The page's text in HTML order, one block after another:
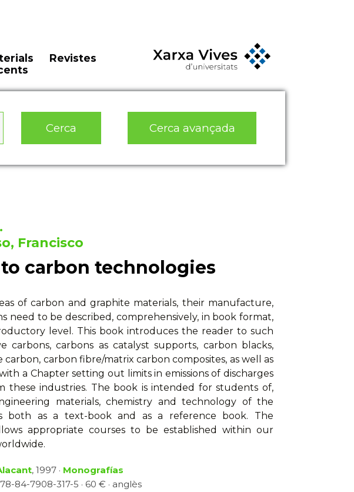
Revistes
Cerca Cerca avançada
Francisco
carbon technologies
of carbon and graphite materials, their manufacture,
need to be described, comprehensively, in book format,
level. This book introduces the reader to such
carbons, carbons as catalyst supports, carbon blacks,
carbon fibre/matrix carbon composites, as well as
a Chapter setting out limits in emissions of discharges
these industries. The book is intended for students of,
materials, chemistry and technology of the
both as a text-book and as a reference book. The
appropriate courses to be established within our
, 1997 · Monografías
84-7908-317-5 · 60 € · anglès